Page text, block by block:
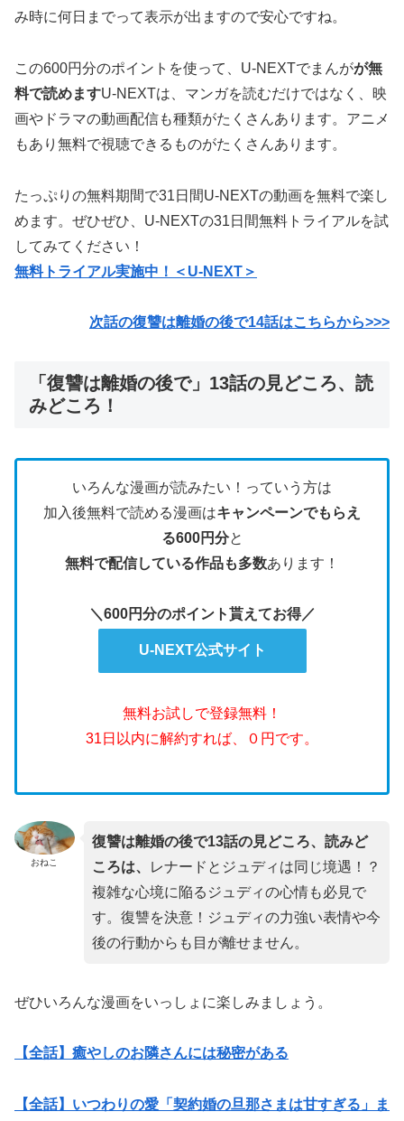
み時に何日までって表示が出ますので安心ですね。
この600円分のポイントを使って、U-NEXTでまんがが無
料で読めますU-NEXTは、マンガを読むだけではなく、映
画やドラマの動画配信も種類がたくさんあります。アニメ
もあり無料で視聴できるものがたくさんあります。
たっぷりの無料期間で31日間U-NEXTの動画を無料で楽し
めます。ぜひぜひ、U-NEXTの31日間無料トライアルを試
してみてください！
無料トライアル実施中！＜U-NEXT＞
次話の復讐は離婚の後で14話はこちらから>>>
「復讐は離婚の後で」13話の見どころ、読
みどころ！
いろんな漫画が読みたい！っていう方は
加入後無料で読める漫画はキャンペーンでもらえ
る600円分と
無料で配信している作品も多数あります！
＼600円分のポイント貰えてお得／
U-NEXT公式サイト
無料お試しで登録無料！
31日以内に解約すれば、０円です。
おねこ
復讐は離婚の後で13話の見どころ、読みど
ころは、
レナードとジュディは同じ境遇！？
複雑な心境に陥るジュディの心情も必見で
す。復讐を決意！ジュディの力強い表情や今
後の行動からも目が離せません。
ぜひいろんな漫画をいっしょに楽しみましょう。
【全話】癒やしのお隣さんには秘密がある
【全話】いつわりの愛「契約婚の旦那さまは甘すぎる」ま